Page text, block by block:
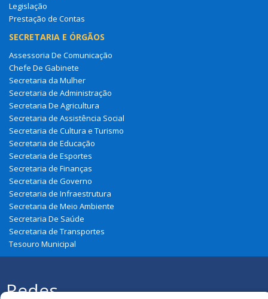
Legislação
Prestação de Contas
SECRETARIA E ÓRGÃOS
Assessoria De Comunicação
Chefe De Gabinete
Secretaria da Mulher
Secretaria de Administração
Secretaria De Agricultura
Secretaria de Assistência Social
Secretaria de Cultura e Turismo
Secretaria de Educação
Secretaria de Esportes
Secretaria de Finanças
Secretaria de Governo
Secretaria de Infraestrutura
Secretaria de Meio Ambiente
Secretaria De Saúde
Secretaria de Transportes
Tesouro Municipal
Redes